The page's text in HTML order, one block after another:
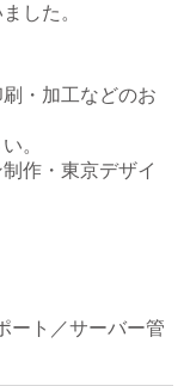
した。
・加工などのお
。
作・東京デザイ
ート／サーバー管